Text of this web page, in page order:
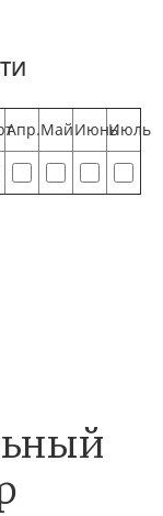
Апр.МайИюньИюль